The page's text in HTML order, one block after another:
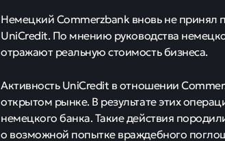
Немецкий Commerzbank вновь не принял
UniCredit. По мнению руководства
отражают реальную стоимость бизнеса.
Активность UniCredit в отношении
открытом рынке. В результате этих
немецкого банка. Такие действия
о возможной попытке враждебного